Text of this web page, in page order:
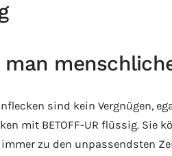
sind kein Vergnügen,
mit BETOFF-UR flüssig. Sie
zu den unpassendsten